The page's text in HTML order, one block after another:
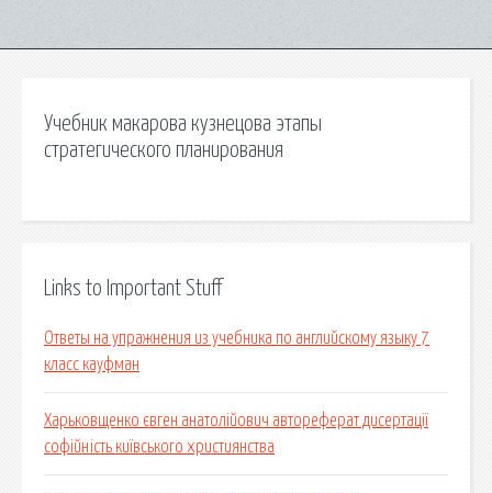
Учебник макарова кузнецова этапы
стратегического планирования
Links to Important Stuff
Ответы на упражнения из учебника по английскому языку 7
класс кауфман
Харьковщенко євген анатолійович автореферат дисертації
софійність київського християнства